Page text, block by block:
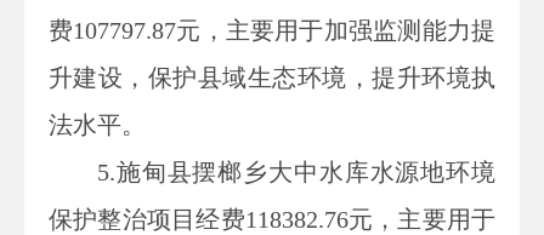
费107797.87元，主要用于加强监测能力提
升建设，保护县域生态环境，提升环境执
法水平。
5.施甸县摆榔乡大中水库水源地环境
保护整治项目经费118382.76元，主要用于